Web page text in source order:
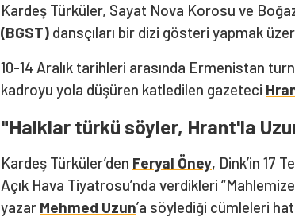
Kardeş Türküler, Sayat Nova Korosu ve
(BGST) dansçıları bir dizi gösteri yapmak
10-14 Aralık tarihleri arasında Ermenistan
kadroyu yola düşüren katledilen gazeteci
"Halklar türkü söyler, Hrant'la
Kardeş Türküler’den Feryal Öney, Dink’in 17
Açık Hava Tiyatrosu’nda verdikleri “
yazar Mehmed Uzun’a söylediği cümleleri